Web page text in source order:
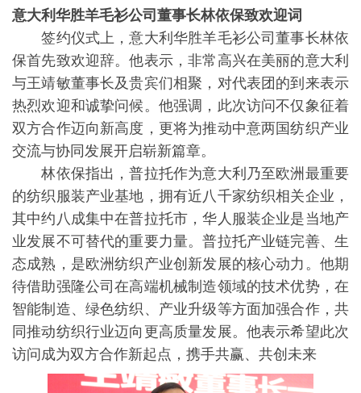
意大利华胜羊毛衫公司董事长林依保致欢迎词
签约仪式上，意大利华胜羊毛衫公司董事长林依
保首先致欢迎辞。他表示，非常高兴在美丽的意大利
与王靖敏董事长及贵宾们相聚，对代表团的到来表示
热烈欢迎和诚挚问候。他强调，此次访问不仅象征着
双方合作迈向新高度，更将为推动中意两国纺织产业
交流与协同发展开启崭新篇章。
林依保指出，普拉托作为意大利乃至欧洲最重要
的纺织服装产业基地，拥有近八千家纺织相关企业，
其中约八成集中在普拉托市，华人服装企业是当地产
业发展不可替代的重要力量。普拉托产业链完善、生
态成熟，是欧洲纺织产业创新发展的核心动力。他期
待借助强隆公司在高端机械制造领域的技术优势，在
智能制造、绿色纺织、产业升级等方面加强合作，共
同推动纺织行业迈向更高质量发展。他表示希望此次
访问成为双方合作新起点，携手共赢、共创未来